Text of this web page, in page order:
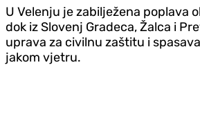
U Velenju je zabilježena poplava
dok iz Slovenj Gradeca, Žalca i
uprava za civilnu zaštitu i
jakom vjetru.